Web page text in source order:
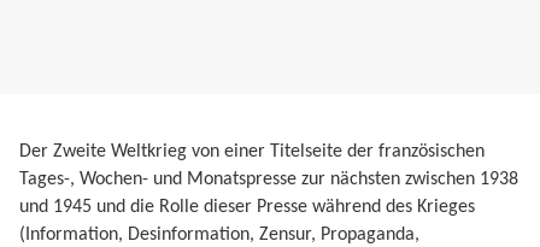
Der Zweite Weltkrieg von einer Titelseite der französischen
Tages-, Wochen- und Monatspresse zur nächsten zwischen 1938
und 1945 und die Rolle dieser Presse während des Krieges
(Information, Desinformation, Zensur, Propaganda,